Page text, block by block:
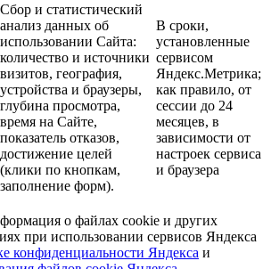
Сбор и статистический
анализ данных об
использовании Сайта:
количество и источники
визитов, география,
устройства и браузеры,
глубина просмотра,
время на Сайте,
показатель отказов,
достижение целей
(клики по кнопкам,
заполнение форм).
В сроки,
установленные
сервисом
Яндекс.Метрика;
как правило, от
сессии до 24
месяцев, в
зависимости от
настроек сервиса
и браузера
о файлах cookie и других
при использовании сервисов Яндекса
конфиденциальности Яндекса и